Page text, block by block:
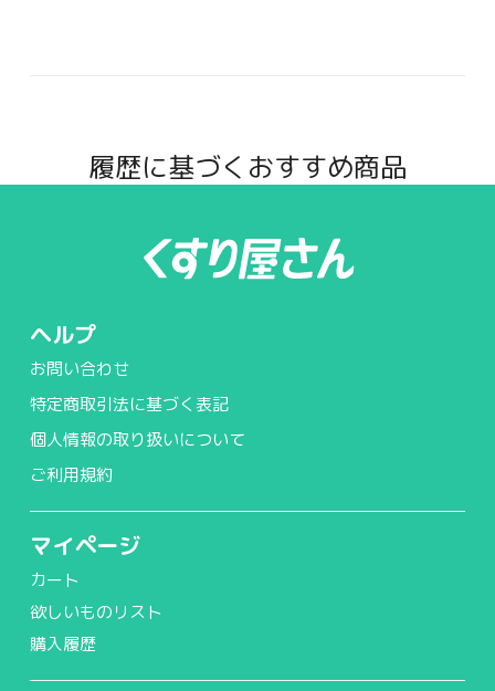
履歴に基づくおすすめ商品
ヘルプ
お問い合わせ
特定商取引法に基づく表記
個人情報の取り扱いについて
ご利用規約
マイページ
カート
欲しいものリスト
購入履歴